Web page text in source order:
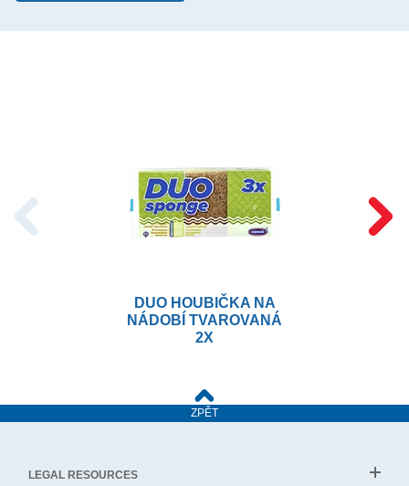
DUO HOUBIČKA NA
NÁDOBÍ TVAROVANÁ
2X
ZPĚT
LEGAL RESOURCES